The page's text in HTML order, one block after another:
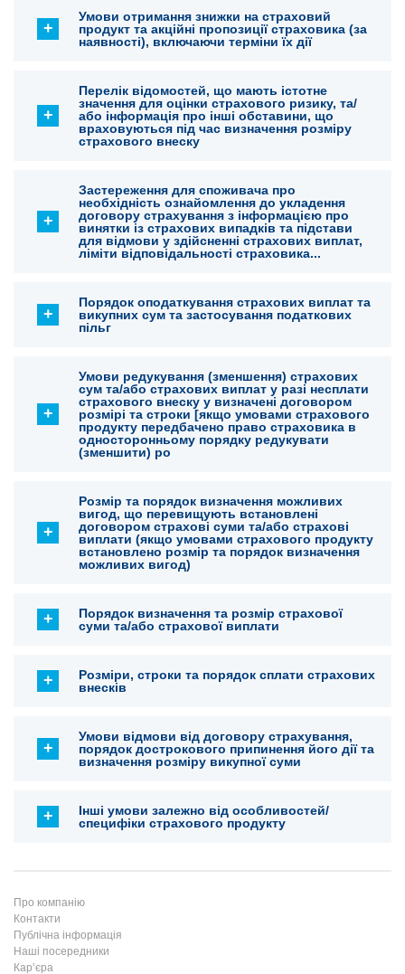
Умови отримання знижки на страховий
продукт та акційні пропозиції страховика (за
наявності), включаючи терміни їх дії
Перелік відомостей, що мають істотне
значення для оцінки страхового ризику, та/
або інформація про інші обставини, що
враховуються під час визначення розміру
страхового внеску
Застереження для споживача про
необхідність ознайомлення до укладення
договору страхування з інформацією про
винятки із страхових випадків та підстави
для відмови у здійсненні страхових виплат,
ліміти відповідальності страховика...
Порядок оподаткування страхових виплат та
викупних сум та застосування податкових
пільг
Умови редукування (зменшення) страхових
сум та/або страхових виплат у разі несплати
страхового внеску у визначені договором
розмірі та строки [якщо умовами страхового
продукту передбачено право страховика в
односторонньому порядку редукувати
(зменшити) ро
Розмір та порядок визначення можливих
вигод, що перевищують встановлені
договором страхові суми та/або страхові
виплати (якщо умовами страхового продукту
встановлено розмір та порядок визначення
можливих вигод)
Порядок визначення та розмір страхової
суми та/або страхової виплати
Розміри, строки та порядок сплати страхових
внесків
Умови відмови від договору страхування,
порядок дострокового припинення його дії та
визначення розміру викупної суми
Інші умови залежно від особливостей/
специфіки страхового продукту
Про компанію
Контакти
Публічна інформація
Наші посередники
Кар’єра